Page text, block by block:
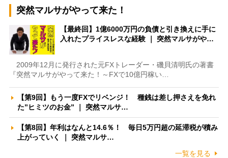
突然マルサがやって来た！
【最終回】1億6000万円の負債と引き換えに手に
入れたプライスレスな経験 ｜ 突然マルサがや…
2009年12月に発行された元FXトレーダー・磯貝清明氏の著書
『突然マルサがやって来た！～FXで10億円稼い…
【第9回】もう一度FXでリベンジ！ 種銭は差し押さえを免れ
た”ヒミツのお金” ｜ 突然マルサ…
【第8回】年利はなんと14.6％！ 毎日5万円超の延滞税が積み
上がっていく ｜ 突然マルサ…
一覧を見る